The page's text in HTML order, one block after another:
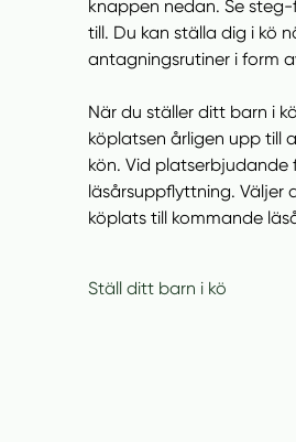
knappen nedan. Se
till. Du kan ställa dig i kö
antagningsrutiner i form
När du ställer ditt barn i
köplatsen årligen upp till
kön. Vid
läsårsuppflyttning. Väljer
köplats till kommande
Ställ ditt barn i kö